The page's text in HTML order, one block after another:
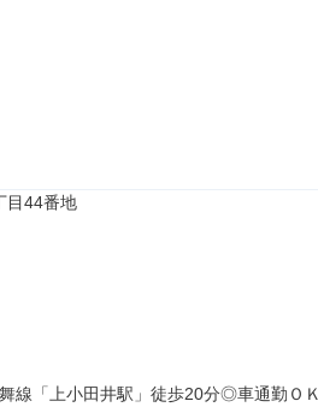
目44番地
線「上小田井駅」徒歩20分◎車通勤ＯＫ